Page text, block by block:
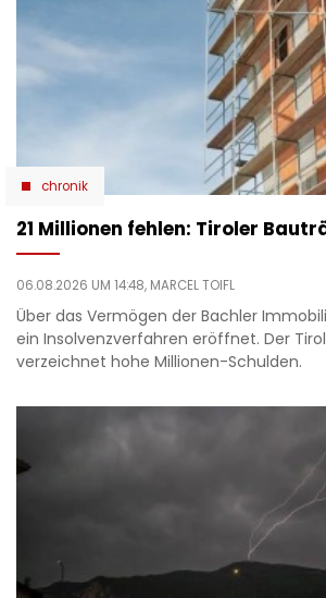
chronik
21 Millionen fehlen: Tiroler
06.08.2026 UM 14:48, MARCEL TOIFL
Über das Vermögen der Bachler
ein Insolvenzverfahren eröffnet. Der
verzeichnet hohe Millionen-Schulden.